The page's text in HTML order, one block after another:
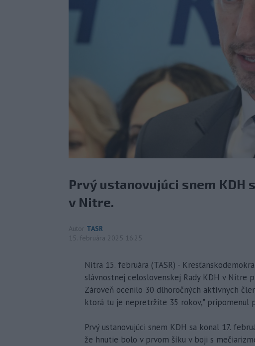
Prvý ustanovujúci snem KDH
v Nitre.
Autor TASR
15. februára 2025 16:25
Nitra 15. februára (TASR) -
slávnostnej celoslovenskej Rady KDH v Nitre
Zároveň ocenilo 30 dlhoročných aktívnych
ktorá tu je nepretržite 35 rokov," pripomenul
Prvý ustanovujúci snem KDH sa konal 17.
že hnutie bolo v prvom šíku v boji s